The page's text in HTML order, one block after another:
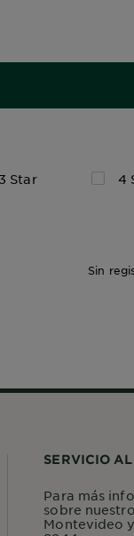
3 Star 4
Sin
SERVICIO
Para más
sobre
Montevideo